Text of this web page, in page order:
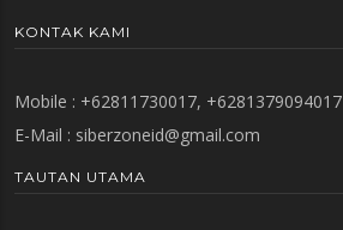
KONTAK KAMI
Mobile : +62811730017, +6281379094017
E-Mail : siberzoneid@gmail.com
TAUTAN UTAMA